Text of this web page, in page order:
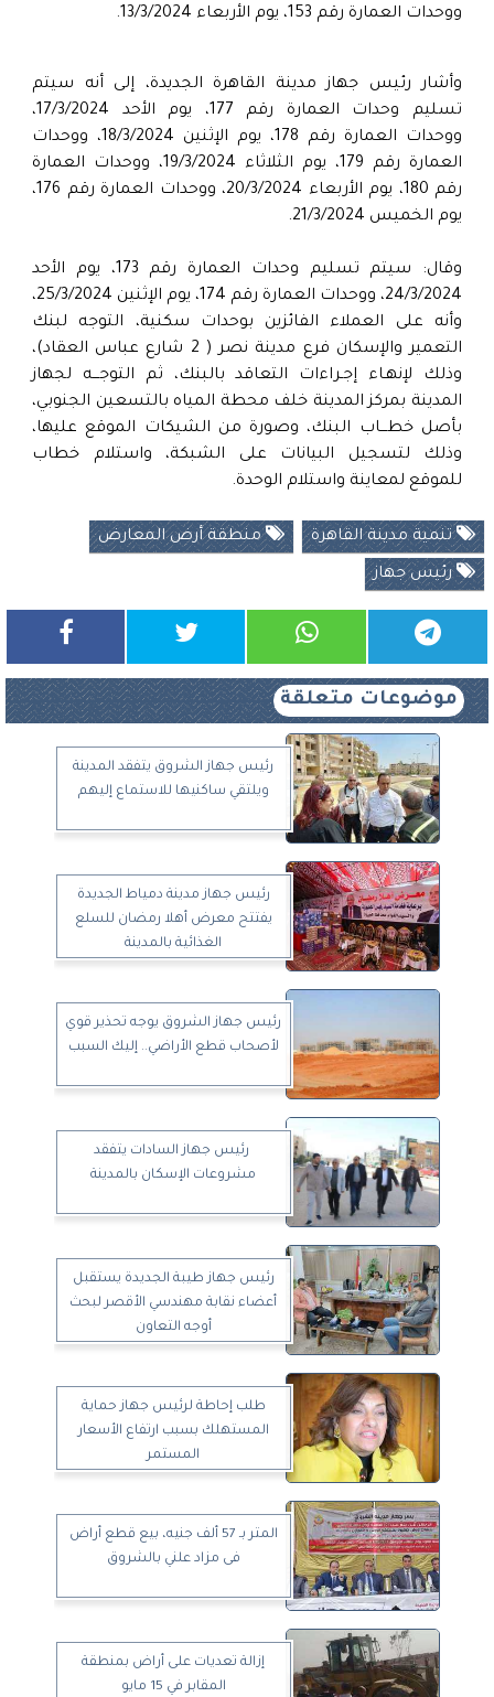
ووحدات العمارة رقم 153، يوم الأربعاء 13/3/2024.
وأشار رئيس جهاز مدينة القاهرة الجديدة، إلى أنه سيتم
تسليم وحدات العمارة رقم 177، يوم الأحد 17/3/2024،
ووحدات العمارة رقم 178، يوم الإثنين 18/3/2024، ووحدات
العمارة رقم 179، يوم الثلاثاء 19/3/2024، ووحدات العمارة
رقم 180، يوم الأربعاء 20/3/2024، ووحدات العمارة رقم 176،
يوم الخميس 21/3/2024.
وقال: سيتم تسليم وحدات العمارة رقم 173، يوم الأحد
24/3/2024، ووحدات العمارة رقم 174، يوم الإثنين 25/3/2024،
وأنه على العملاء الفائزين بوحدات سكنية، التوجه لبنك
التعمير والإسكان فرع مدينة نصر ( 2 شارع عباس العقاد)،
وذلك لإنهـاء إجـراءات التعاقد بالبنك، ثم التوجـــه لجهاز
المدينة بمركز المدينة خلف محطة المياه بالتسعين الجنوبي،
بأصل خطـــاب البنك، وصورة من الشيكات الموقع عليها،
وذلك لتسجيل البيانات على الشبكة، واستلام خطاب
للموقع لمعاينة واستلام الوحدة.
تنمية مدينة القاهرة منطقة أرض المعارض
رئيس جهاز
موضوعات متعلقة
رئيس جهاز الشروق يتفقد المدينة
ويلتقي ساكنيها للاستماع إليهم
رئيس جهاز مدينة دمياط الجديدة
يفتتح معرض أهلا رمضان للسلع
الغذائية بالمدينة
رئيس جهاز الشروق يوجه تحذير قوي
لأصحاب قطع الأراضي.. إليك السبب
‫ رئيس جهاز السادات يتفقد
مشروعات الإسكان بالمدينة
رئيس جهاز طيبة الجديدة يستقبل
أعضاء نقابة مهندسي الأقصر لبحث
أوجه التعاون
طلب إحاطة لرئيس جهاز حماية
المستهلك بسبب ارتفاع الأسعار
المستمر
المتر بـ 57 ألف جنيه، بيع قطع أراض
فى مزاد علني بالشروق
إزالة تعديات على أراض بمنطقة
المقابر في 15 مايو